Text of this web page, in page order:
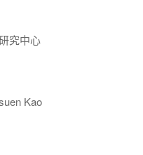
究中心
Kao